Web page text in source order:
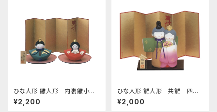
ひな人形 雛人形 内裏雛小
桃のお皿付き 四日市萬古焼
¥2,200
ひな人形 雛人形 共雛 四日
市萬古焼
¥2,000